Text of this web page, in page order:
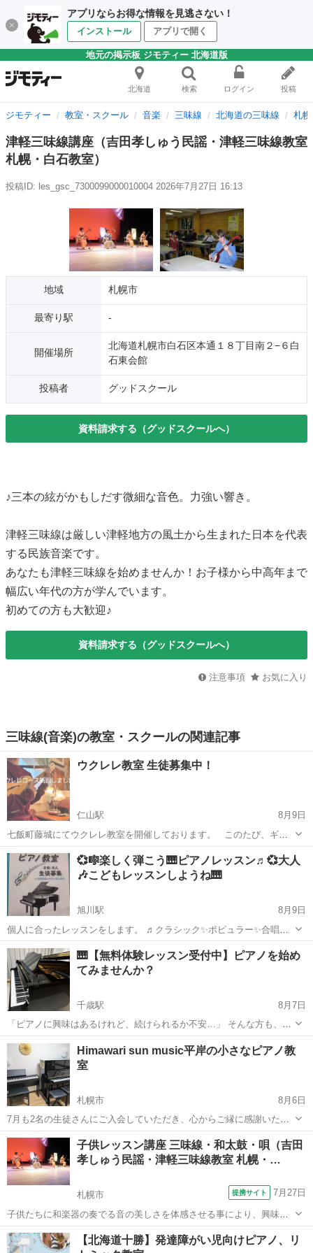
アプリならお得な情報を見逃さない！
インストール アプリで開く
地元の掲示板 ジモティー 北海道版
北海道 検索 ログイン 投稿
ジモティー 教室・スクール 音楽 三味線 北海道の三味線 札
津軽三味線講座（吉田孝しゅう民謡・津軽三味線教室
札幌・白石教室）
投稿ID: les_gsc_7300099000010004 2026年7月27日 16:13
地域 札幌市
最寄り駅 -
開催場所
北海道札幌市白石区本通１８丁目南２−６白
石東会館
投稿者 グッドスクール
資料請求する（グッドスクールへ）
♪三本の絃がかもしだす微細な音色。力強い響き。
津軽三味線は厳しい津軽地方の風土から生まれた日本を代表
する民族音楽です。
あなたも津軽三味線を始めませんか！お子様から中高年まで
幅広い年代の方が学んでいます。
初めての方も大歓迎♪
資料請求する（グッドスクールへ）
注意事項 お気に入り
三味線(音楽)の教室・スクールの関連記事
ウクレレ教室 生徒募集中！
仁山駅
8月9日
七飯町藤城にてウクレレ教室を開催しております。 このたび、ギタ
ー教室OWLにウクレレコースを新設することになりました！ 気軽に始
められて、どこでも楽しめる小さな楽器。 ギターとはまたひと味ちが
う、やさしい音色を一緒に楽し...
北海道 亀田郡 仁山駅 ウクレレ インスタグラム
💞🎼楽しく弾こう🎹ピアノレッスン♬💞大人
🎶こどもレッスンしようね🎹
旭川駅
8月9日
個人に合ったレッスンをします。 ♬クラシック✨️ポピュラー✨️合唱伴
奏✨️コンクール色々に対応致します😊 💓うたの教室もありますよ🎶 年
1回発表会があります。楽しいですよ＼(^o^)／ 場所により、出張レッ
スン致します...
北海道 旭川市 旭川駅 ピアノ ピアノレッスン
🎹【無料体験レッスン受付中】ピアノを始め
てみませんか？
千歳駅
8月7日
「ピアノに興味はあるけれど、続けられるか不安…」 そんな方も、ま
ずは無料体験レッスンから始めてみませんか？ 当教室では、一人ひと
りのペースを大切にしながら、楽しく学べるレッスンを行っていま
す。 🎵 初めてピアノに触れるお...
北海道 千歳市 レッスン
Himawari sun music平岸の小さなピアノ教
室
札幌市
8月6日
7月も2名の生徒さんにご入会していただき、心からご縁に感謝いたし
ます。 またこの時期は、中学校の合唱コンクールのピアノ伴奏の生徒
さんも短期で、レッスンに来ていただいております。 学校でのピアノ
伴奏や保育士試験の課題曲など、短...
北海道 札幌市 ピアノ レッスン
子供レッスン講座 三味線・和太鼓・唄（吉田
孝しゅう民謡・津軽三味線教室 札幌・…
札幌市 提携サイト 7月27日
子供たちに和楽器の奏でる音の美しさを体感させる事により、興味・
関心以前に音楽を求める潜在的なエネルギーを目覚めさせ、生き生き
と我を忘れて没頭できる魅力的な世界をつくり出す事ができるコース
北海道 札幌市 三味線
【北海道十勝】発達障がい児向けピアノ、リ